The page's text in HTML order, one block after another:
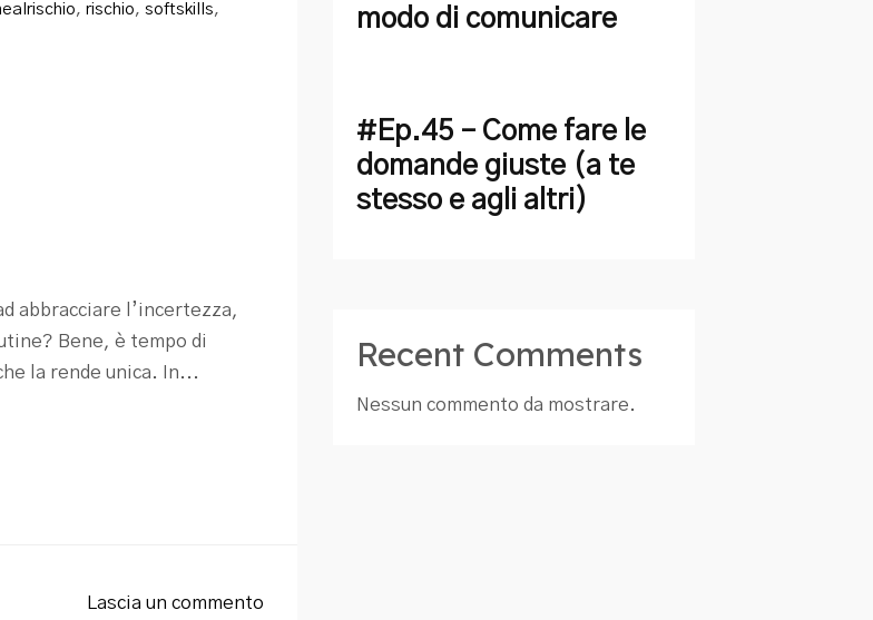
, rischio, softskills,
abbracciare l’incertezza,
Bene, è tempo di
la rende unica. In...
Lascia un commento
modo di comunicare
#Ep.45 – Come fare le
domande giuste (a te
stesso e agli altri)
Recent Comments
Nessun commento da mostrare.